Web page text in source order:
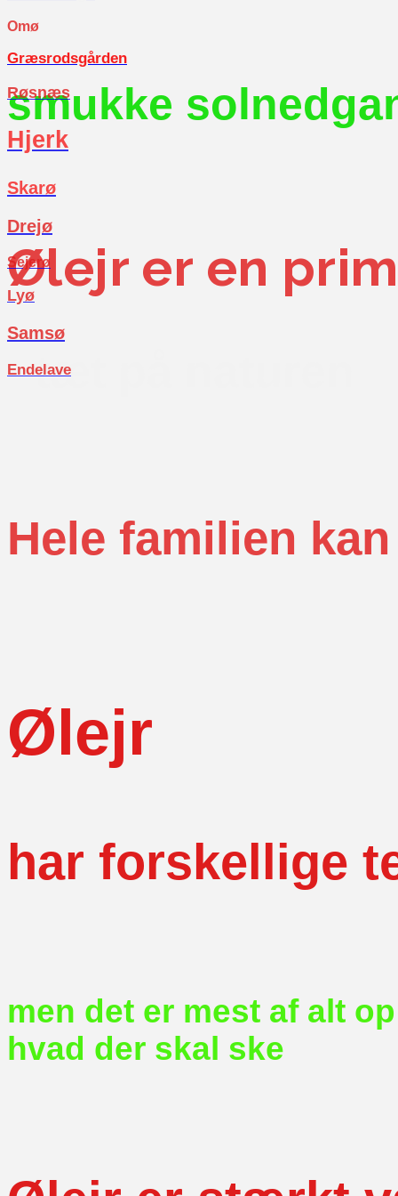
smukke
Ølejr er en
- tæt på naturen
Hele familien
Ølejr
har forskellige
men det er mest af alt
hvad der skal ske
Omø
Græsrodsgården
Røsnæs
Hjerk
Skarø
Drejø
Sejerø
Lyø
Samsø
Endelave